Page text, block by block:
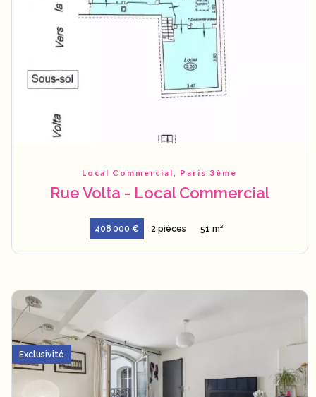
Local Commercial, Paris 3ème
Rue Volta - Local Commercial
408 000 € 2 pièces 51 m²
Exclusivité